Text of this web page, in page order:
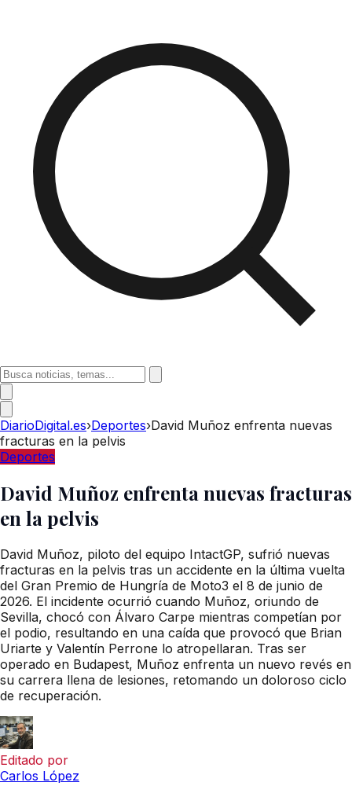
DiarioDigital.es›Deportes›David Muñoz enfrenta nuevas
fracturas en la pelvis
Deportes
David Muñoz enfrenta nuevas fracturas
en la pelvis
David Muñoz, piloto del equipo IntactGP, sufrió nuevas
fracturas en la pelvis tras un accidente en la última vuelta
del Gran Premio de Hungría de Moto3 el 8 de junio de
2026. El incidente ocurrió cuando Muñoz, oriundo de
Sevilla, chocó con Álvaro Carpe mientras competían por
el podio, resultando en una caída que provocó que Brian
Uriarte y Valentín Perrone lo atropellaran. Tras ser
operado en Budapest, Muñoz enfrenta un nuevo revés en
su carrera llena de lesiones, retomando un doloroso ciclo
de recuperación.
Editado por
Carlos López